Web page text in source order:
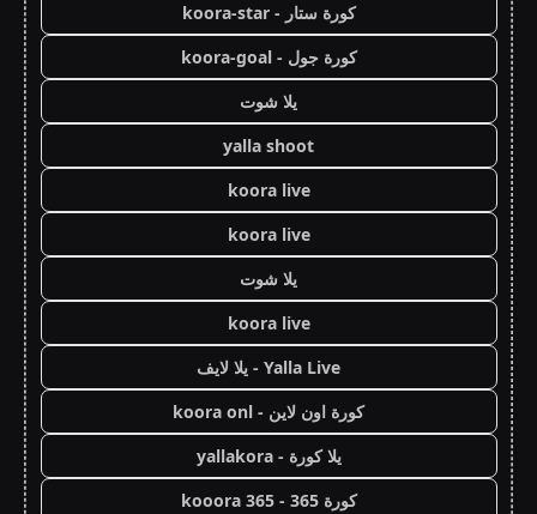
كورة ستار - koora-star
كورة جول - koora-goal
يلا شوت
yalla shoot
koora live
koora live
يلا شوت
koora live
Yalla Live - يلا لايف
كورة اون لاين - koora onl
يلا كورة - yallakora
كورة 365 - kooora 365